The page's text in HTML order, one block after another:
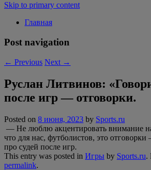
Skip to primary content
Главная
Post navigation
← Previous Next →
Руслан Литвинов:
после игр — отговорки.
Posted on 8 июня, 2023 by Sports.ru
— Не люблю акцентировать внимание
что для нас, футболистов, это
про судей после игр.
This entry was posted in Игры by Sports.ru.
permalink.